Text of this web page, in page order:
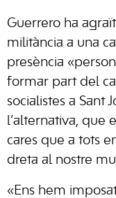
Guerrero ha
militància a una
presència
formar part del
socialistes a Sant
l’alternativa, que
cares que a tots
dreta al nostre
«Ens hem